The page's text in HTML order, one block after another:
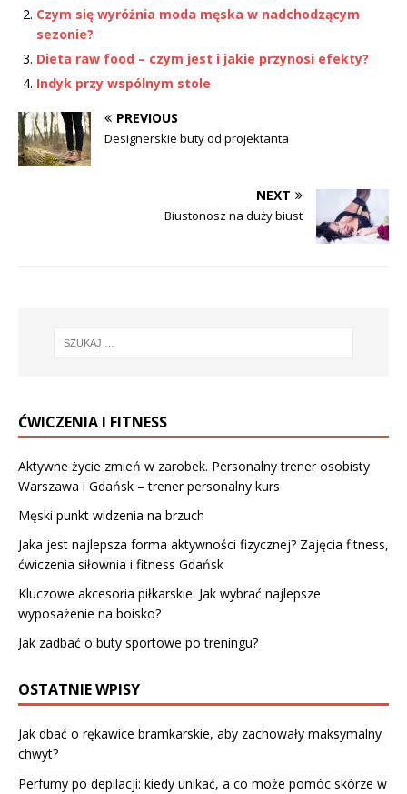
Czym się wyróżnia moda męska w nadchodzącym
sezonie?
Dieta raw food – czym jest i jakie przynosi efekty?
Indyk przy wspólnym stole
PREVIOUS
Designerskie buty od projektanta
NEXT
Biustonosz na duży biust
ĆWICZENIA I FITNESS
Aktywne życie zmień w zarobek. Personalny trener osobisty
Warszawa i Gdańsk – trener personalny kurs
Męski punkt widzenia na brzuch
Jaka jest najlepsza forma aktywności fizycznej? Zajęcia fitness,
ćwiczenia siłownia i fitness Gdańsk
Kluczowe akcesoria piłkarskie: Jak wybrać najlepsze
wyposażenie na boisko?
Jak zadbać o buty sportowe po treningu?
OSTATNIE WPISY
Jak dbać o rękawice bramkarskie, aby zachowały maksymalny
chwyt?
Perfumy po depilacji: kiedy unikać, a co może pomóc skórze w